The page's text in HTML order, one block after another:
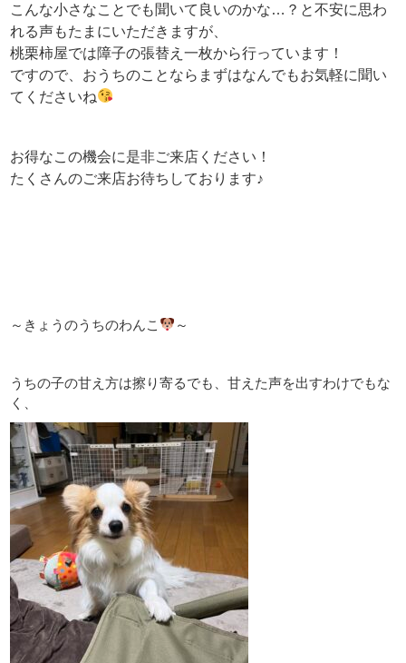
こんな小さなことでも聞いて良いのかな…？と不安に思わ
れる声もたまにいただきますが、
桃栗柿屋では障子の張替え一枚から行っています！
ですので、おうちのことならまずはなんでもお気軽に聞い
てくださいね
お得なこの機会に是非ご来店ください！
たくさんのご来店お待ちしております♪
～きょうのうちのわんこ ～
うちの子の甘え方は擦り寄るでも、甘えた声を出すわけでもな
く、